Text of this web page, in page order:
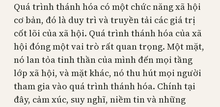
Quá trình thánh hóa có một chức năng xã hội
cơ bản, đó là duy trì và truyền tải các giá trị
cốt lõi của xã hội. Quá trình thánh hóa của xã
hội đóng một vai trò rất quan trọng. Một mặt,
nó lan tỏa tinh thần của mình đến mọi tầng
lớp xã hội, và mặt khác, nó thu hút mọi người
tham gia vào quá trình thánh hóa. Chính tại
đây, cảm xúc, suy nghĩ, niềm tin và những